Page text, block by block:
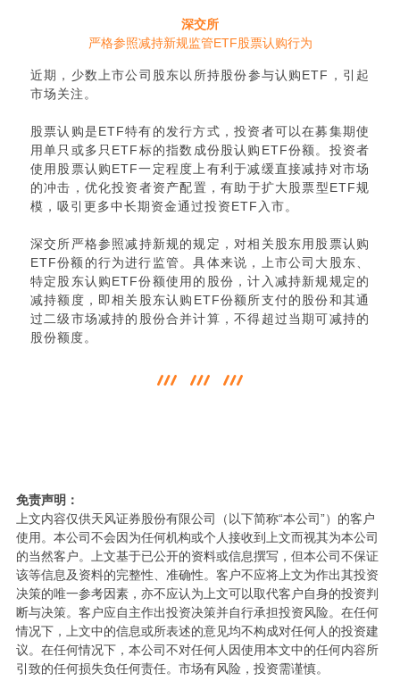
深交所
严格参照减持新规监管ETF股票认购行为
近期，少数上市公司股东以所持股份参与认购ETF，引起
市场关注。
股票认购是ETF特有的发行方式，投资者可以在募集期使
用单只或多只ETF标的指数成份股认购ETF份额。投资者
使用股票认购ETF一定程度上有利于减缓直接减持对市场
的冲击，优化投资者资产配置，有助于扩大股票型ETF规
模，吸引更多中长期资金通过投资ETF入市。
深交所严格参照减持新规的规定，对相关股东用股票认购
ETF份额的行为进行监管。具体来说，上市公司大股东、
特定股东认购ETF份额使用的股份，计入减持新规规定的
减持额度，即相关股东认购ETF份额所支付的股份和其通
过二级市场减持的股份合并计算，不得超过当期可减持的
股份额度。
免责声明：
上文内容仅供天风证券股份有限公司（以下简称“本公司”）的客户
使用。本公司不会因为任何机构或个人接收到上文而视其为本公司
的当然客户。上文基于已公开的资料或信息撰写，但本公司不保证
该等信息及资料的完整性、准确性。客户不应将上文为作出其投资
决策的唯一参考因素，亦不应认为上文可以取代客户自身的投资判
断与决策。客户应自主作出投资决策并自行承担投资风险。在任何
情况下，上文中的信息或所表述的意见均不构成对任何人的投资建
议。在任何情况下，本公司不对任何人因使用本文中的任何内容所
引致的任何损失负任何责任。市场有风险，投资需谨慎。